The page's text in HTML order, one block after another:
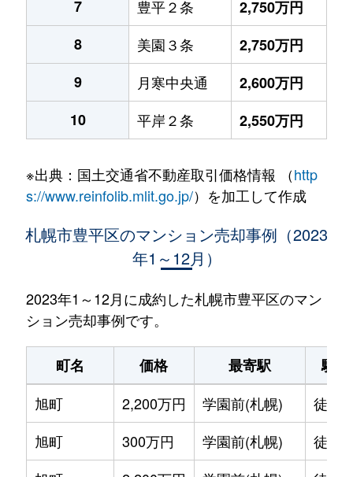
7 豊平２条
2,750万円
8
美園３条
2,750万円
9
月寒中央通
2,600万円
10
平岸２条 2,550万円
※出典：国土交通省不動産取引価格情報 （http
s://www.reinfolib.mlit.go.jp/）を加工して作成
札幌市豊平区のマンション売却事例（2023
年1～12月）
2023年1～12月に成約した札幌市豊平区のマン
ション売却事例です。
町名 価格 最寄駅
駅
旭町
2,200万円 学園前(札幌)
徒歩
旭町
300万円 学園前(札幌)
徒歩